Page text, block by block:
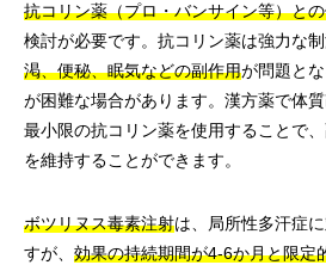
抗コリン薬（プロ・バンサイン等）と
検討が必要です。抗コリン薬は強力な制
渇、便秘、眠気などの副作用が問題と
が困難な場合があります。漢方薬で体
最小限の抗コリン薬を使用することで
を維持することができます。
ボツリヌス毒素注射は、局所性多汗症
すが、 効果の持続期間が4-6か月と限定